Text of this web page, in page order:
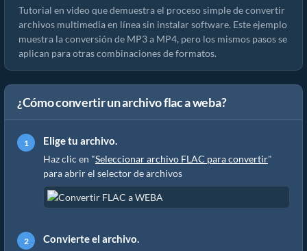
Tutorial en video que demuestra el proceso simple de convertir
archivos multimedia en línea sin instalar software. Este ejemplo
muestra la conversión de MP3 a MP4, pero los mismos pasos se
aplican para otras combinaciones de formatos.
¿Cómo convertir un archivo flac a weba?
Elige tu archivo.
Haz clic en "Seleccionar archivo FLAC para convertir"
para abrir el selector de archivos
Convierte el archivo.